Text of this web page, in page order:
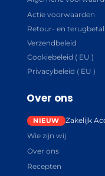
Actie voorwaarden
Retour- en
Verzendbeleid
Cookiebeleid ( EU )
Privacybeleid ( EU )
Over ons
Zakelijk
Wie zijn wij
Over ons
Recepten